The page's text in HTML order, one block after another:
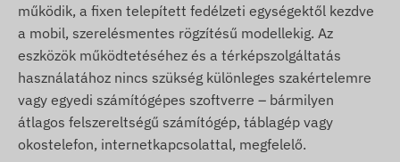
Használati feltételek
A készülék normál működéséhez a
helymeghatározó műholdrendszerekkel és a
mobilszolgáltatók hálózatával való aktív kapcsolat
szükséges. Ezek biztosítják az adatgyűjtést és
továbbítást, illetve a kommunikációt a tulajdonos
működik, a fixen telepített fedélzeti egységektől kezdve
a mobil, szerelésmentes rögzítésű modellekig. Az
eszközök működtetéséhez és a térképszolgáltatás
használatához nincs szükség különleges szakértelemre
vagy egyedi számítógépes szoftverre – bármilyen
átlagos felszereltségű számítógép, táblagép vagy
okostelefon, internetkapcsolattal, megfelelő.